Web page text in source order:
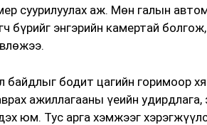
суурилуулах аж. Мөн галын
бүрийг энгэрийн камертай
байдлыг бодит цагийн горимоор
ажиллагааны үеийн удирдлага,
юм. Тус арга хэмжээг